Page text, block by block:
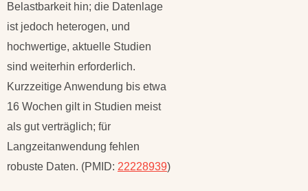
Belastbarkeit hin; die Datenlage
ist jedoch heterogen, und
hochwertige, aktuelle Studien
sind weiterhin erforderlich.
Kurzzeitige Anwendung bis etwa
16 Wochen gilt in Studien meist
als gut verträglich; für
Langzeitanwendung fehlen
robuste Daten. (PMID: 22228939)